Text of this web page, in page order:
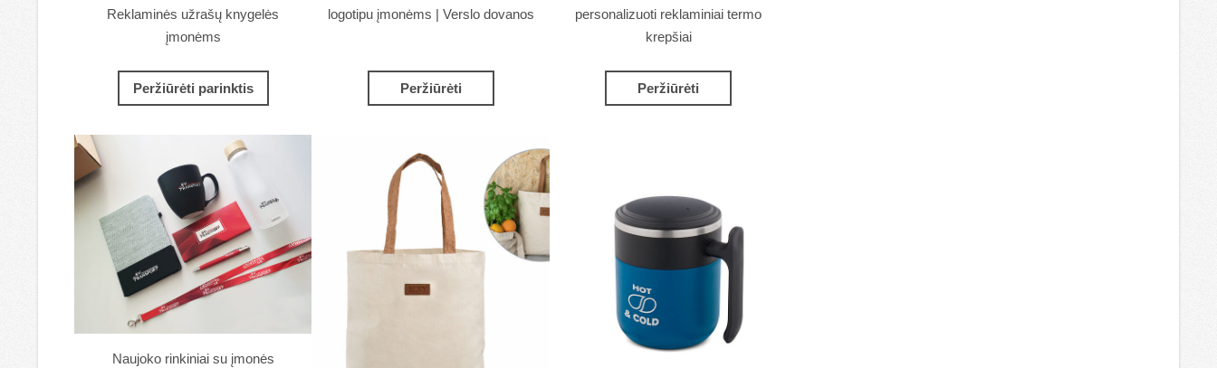
Reklaminės užrašų knygelės
įmonėms
Peržiūrėti parinktis
logotipu įmonėms | Verslo dovanos
Peržiūrėti
personalizuoti reklaminiai termo
krepšiai
Peržiūrėti
Naujoko rinkiniai su įmonės